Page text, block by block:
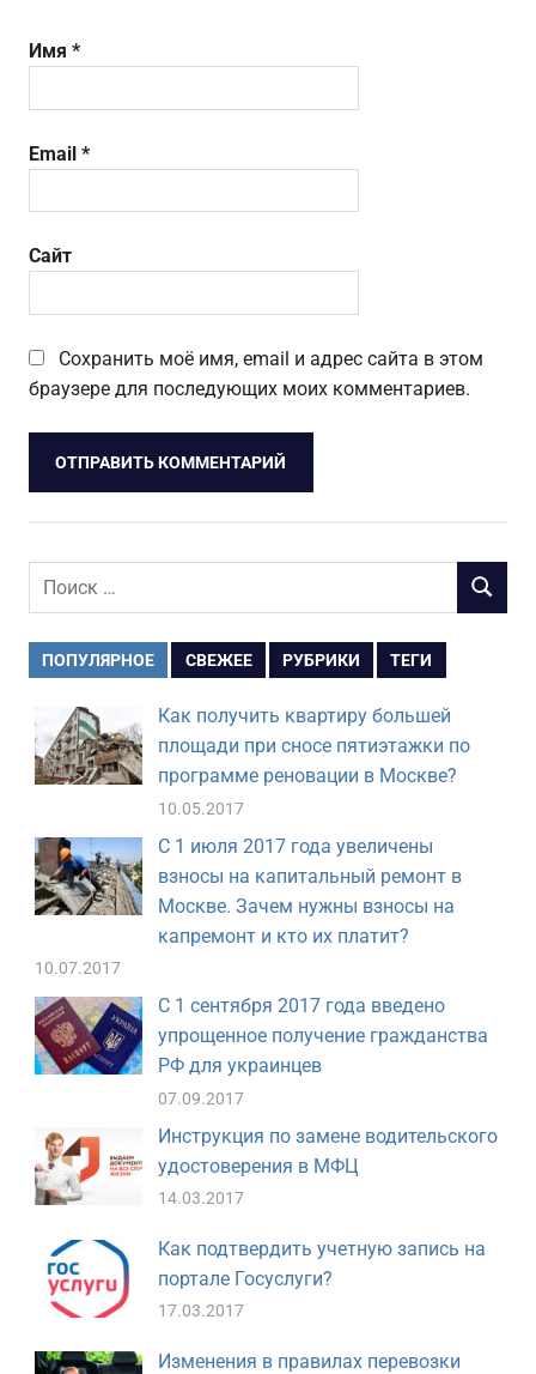
Имя *
Email *
Сайт
Сохранить моё имя, email и адрес сайта в этом
браузере для последующих моих комментариев.
Поиск
ПОИСК
ПОПУЛЯРНОЕ СВЕЖЕЕ РУБРИКИ ТЕГИ
Как получить квартиру большей
площади при сносе пятиэтажки по
программе реновации в Москве?
10.05.2017
С 1 июля 2017 года увеличены
взносы на капитальный ремонт в
Москве. Зачем нужны взносы на
капремонт и кто их платит?
10.07.2017
С 1 сентября 2017 года введено
упрощенное получение гражданства
РФ для украинцев
07.09.2017
Инструкция по замене водительского
удостоверения в МФЦ
14.03.2017
Как подтвердить учетную запись на
портале Госуслуги?
17.03.2017
Изменения в правилах перевозки